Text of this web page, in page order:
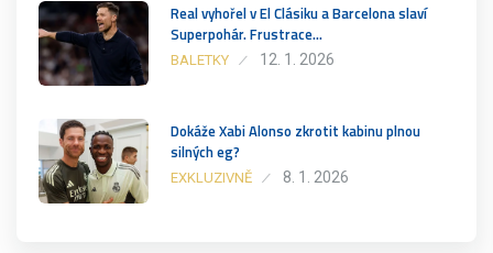
Real vyhořel v El Clásiku a Barcelona slaví
Superpohár. Frustrace…
BALETKY 12. 1. 2026
Dokáže Xabi Alonso zkrotit kabinu plnou
silných eg?
EXKLUZIVNĚ 8. 1. 2026